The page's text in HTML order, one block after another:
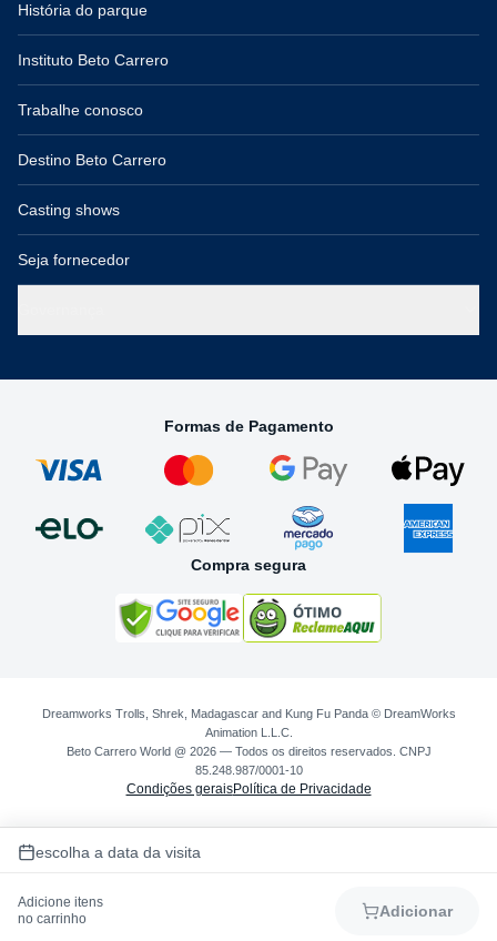
História do parque
Instituto Beto Carrero
Trabalhe conosco
Destino Beto Carrero
Casting shows
Seja fornecedor
Formas de Pagamento
Compra segura
Dreamworks Trolls, Shrek, Madagascar and Kung Fu Panda © DreamWorks
Animation L.L.C.
Beto Carrero World @ 2026 — Todos os direitos reservados. CNPJ
85.248.987/0001-10
Condições geraisPolítica de Privacidade
escolha a data da visita
Adicione itens
no carrinho
Adicionar